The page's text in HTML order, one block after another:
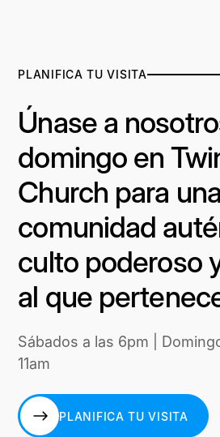
PLANIFICA TU VISITA
Únase a
domingo en
Church para una
comunidad
culto poderoso
al que
Sábados a las 6pm |
11am
PLANIFICA TU VISITA